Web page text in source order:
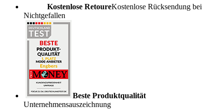
Kostenlose RetoureKostenlose Rücksendung bei
Nichtgefallen
Beste Produktqualität
Unternehmensauszeichnung